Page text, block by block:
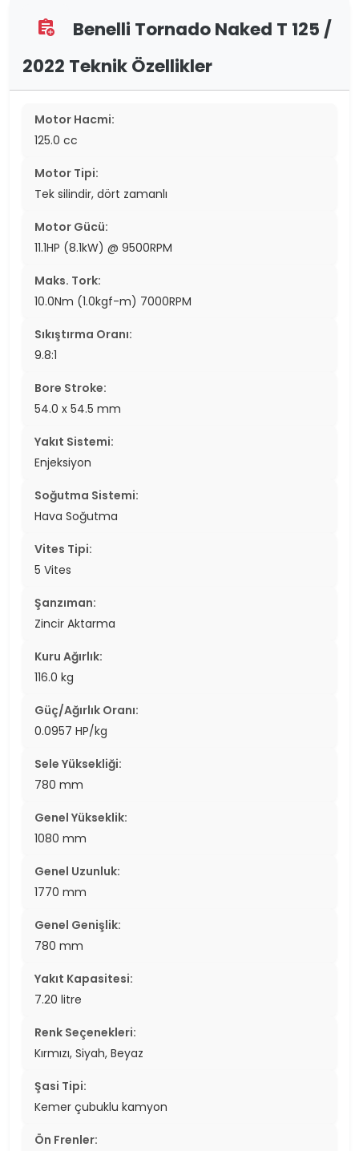
assignment_add
Benelli Tornado Naked T 125 /
2022 Teknik Özellikler
Motor Hacmi:
125.0 cc
Motor Tipi:
Tek silindir, dört zamanlı
Motor Gücü:
11.1HP (8.1kW) @ 9500RPM
Maks. Tork:
10.0Nm (1.0kgf-m) 7000RPM
Sıkıştırma Oranı:
9.8:1
Bore Stroke:
54.0 x 54.5 mm
Yakıt Sistemi:
Enjeksiyon
Soğutma Sistemi:
Hava Soğutma
Vites Tipi:
5 Vites
Şanzıman:
Zincir Aktarma
Kuru Ağırlık:
116.0 kg
Güç/Ağırlık Oranı:
0.0957 HP/kg
Sele Yüksekliği:
780 mm
Genel Yükseklik:
1080 mm
Genel Uzunluk:
1770 mm
Genel Genişlik:
780 mm
Yakıt Kapasitesi:
7.20 litre
Renk Seçenekleri:
Kırmızı, Siyah, Beyaz
Şasi Tipi:
Kemer çubuklu kamyon
Ön Frenler: